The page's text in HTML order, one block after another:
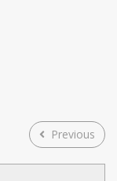
Previous